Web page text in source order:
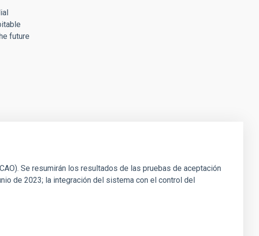
future
Se resumirán los resultados de las pruebas de aceptación
de 2023; la integración del sistema con el control del